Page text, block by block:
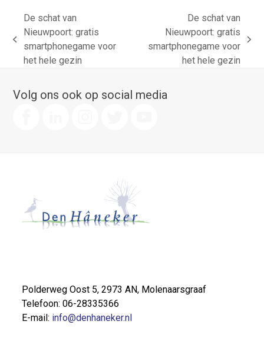
previous
post:
De schat van
Nieuwpoort: gratis
smartphonegame voor
het hele gezin
next
De schat van
Nieuwpoort: gratis
smartphonegame voor
het hele gezin
Volg ons ook op social media
Polderweg Oost 5, 2973 AN, Molenaarsgraaf
Telefoon: 06-28335366
E-mail: info@denhaneker.nl